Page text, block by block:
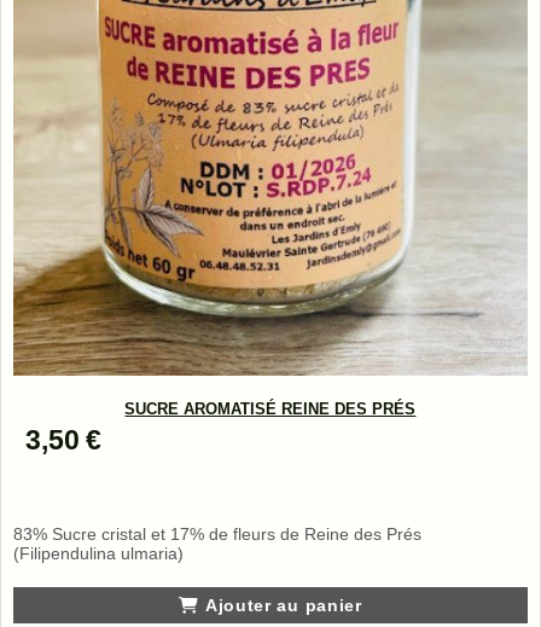
SUCRE AROMATISÉ REINE DES PRÉS
3,50 €
83% Sucre cristal et 17% de fleurs de Reine des Prés
(Filipendulina ulmaria)
Ajouter au panier